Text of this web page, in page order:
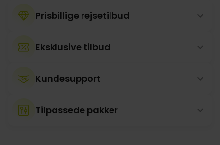
Prisbillige rejsetilbud
Eksklusive tilbud
Kundesupport
Tilpassede pakker